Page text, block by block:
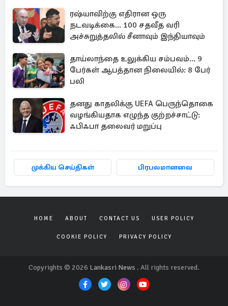
ரஷ்யாவிற்கு எதிரான ஒரு
நடவடிக்கை... 100 சதவீத வரி
அச்சுறுத்தலில் சீனாவும் இந்தியாவும்
தாய்லாந்தை உலுக்கிய சம்பவம்... 9
பேர்கள் ஆபத்தான நிலையில்: 8 பேர்
பலி
தனது காதலிக்கு UEFA பெருந்தொகை
வழங்கியதாக எழுந்த குற்றச்சாட்டு:
ஃபிஃபா தலைவர் மறுப்பு
முக்கிய செய்திகள் பிரபலமானவை
HOME ABOUT CONTACT US USER POLICY
COOKIE POLICY PRIVACY POLICY
Copyrights © 2026 Lankasri News . All rights reserved.